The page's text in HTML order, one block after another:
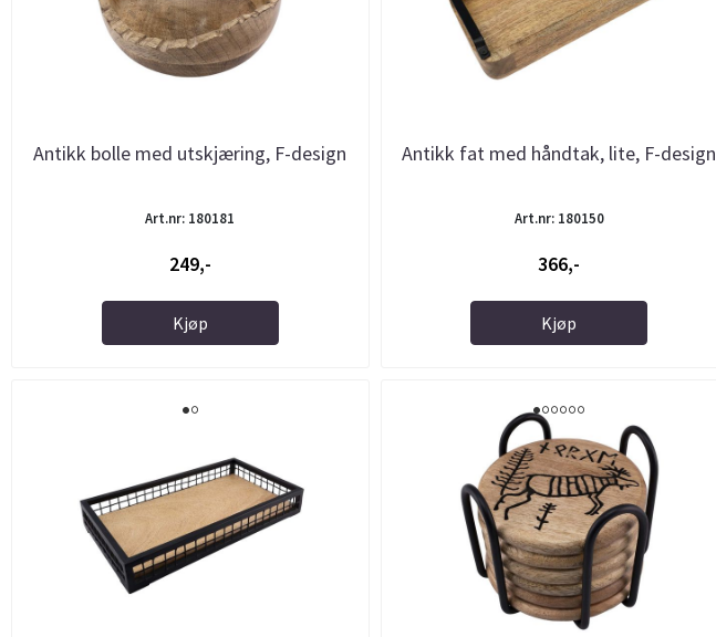
Antikk bolle med utskjæring, F-design
Art.nr: 180181
249,-
Kjøp
Antikk fat med håndtak, lite, F-design
Art.nr: 180150
366,-
Kjøp